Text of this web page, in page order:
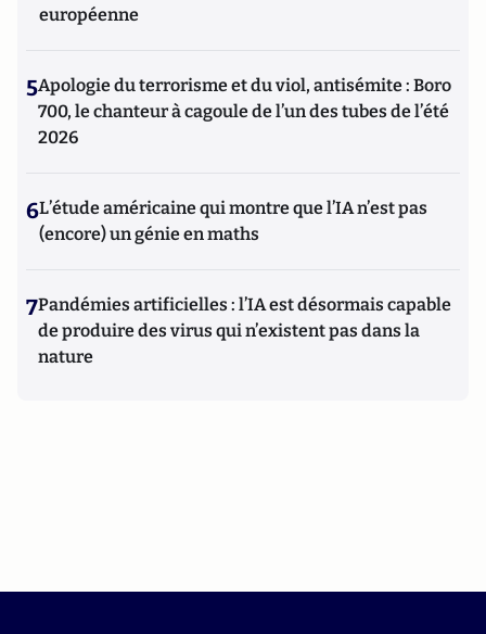
européenne
5Apologie du terrorisme et du viol, antisémite : Boro
700, le chanteur à cagoule de l’un des tubes de l’été
2026
6L’étude américaine qui montre que l’IA n’est pas
(encore) un génie en maths
7Pandémies artificielles : l’IA est désormais capable
de produire des virus qui n’existent pas dans la
nature